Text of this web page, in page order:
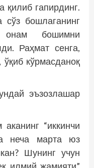
қилиб гапирдинг.
бошлаганинг
бошимни
Раҳмат сенга,
ўқиб кўрмасданоқ
эъзозлашар
“иккинчи
неча марта юз
Шунинг учун